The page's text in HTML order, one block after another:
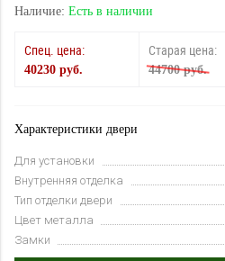
Наличие: Есть в наличии
Спец. цена:
40230 руб.
Старая цена:
44700 руб.
Характеристики двери
Для установки
Внутренняя отделка
Тип отделки двери
Цвет металла
Замки